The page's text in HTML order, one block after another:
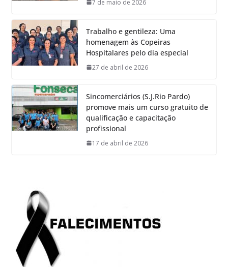
7 de maio de 2026
Trabalho e gentileza: Uma
homenagem às Copeiras
Hospitalares pelo dia especial
27 de abril de 2026
Sincomerciários (S.J.Rio Pardo)
promove mais um curso gratuito de
qualificação e capacitação
profissional
17 de abril de 2026